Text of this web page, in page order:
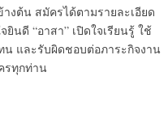
งต้น สมัครได้ตามรายละเอียด
นดี “อาสา” เปิดใจเรียนรู้ ใช้
น และรับผิดชอบต่อภาระกิจงาน
รทุกท่าน